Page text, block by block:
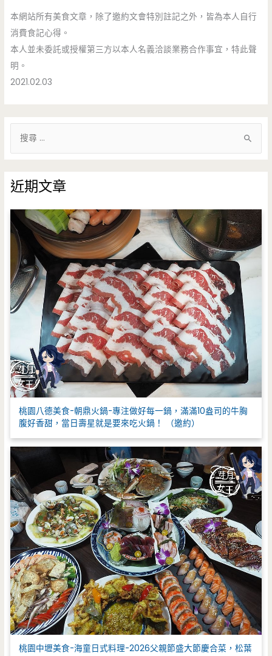
本網站所有美食文章，除了邀約文會特別註記之外，皆為本人自行
消費食記心得。
本人並未委託或授權第三方以本人名義洽談業務合作事宜，特此聲
明。
2021.02.03
鍵
字
:
近期文章
桃園八德美食-朝鼎火鍋-專注做好每一鍋，滿滿10盎司的牛胸
腹好香甜，當日壽星就是要來吃火鍋！ （邀約）
桃園中壢美食-海童日式料理-2026父親節盛大節慶合菜，松葉